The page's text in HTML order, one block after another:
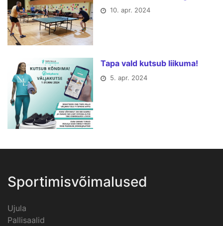
10. apr. 2024
Tapa vald kutsub liikuma!
5. apr. 2024
Sportimisvõimalused
Ujula
Pallisaalid